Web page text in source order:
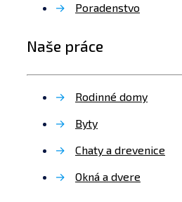
→
Poradenstvo
Naše práce
→
Rodinné domy
→
Byty
→
Chaty a drevenice
→
Okná a dvere